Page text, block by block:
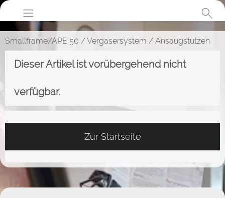
Smallframe/APE 50 /Vergasersystem / Ansaugstutzen
Dieser Artikel ist vorübergehend nicht
verfügbar.
Zur Startseite